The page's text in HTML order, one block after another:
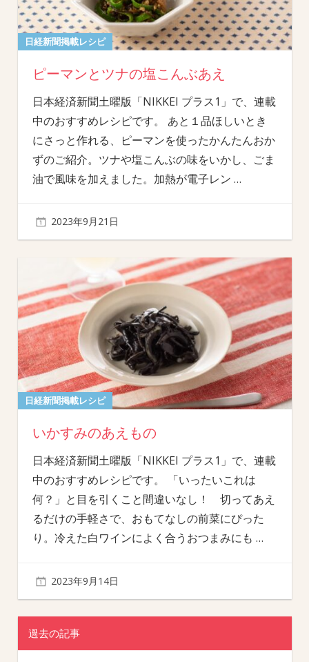
日経新聞掲載レシピ
ピーマンとツナの塩こんぶあえ
日本経済新聞土曜版「NIKKEI プラス1」で、連載
中のおすすめレシピです。 あと１品ほしいとき
にさっと作れる、ピーマンを使ったかんたんおか
ずのご紹介。ツナや塩こんぶの味をいかし、ごま
油で風味を加えました。加熱が電子レン …
2023年9月21日
日経新聞掲載レシピ
いかすみのあえもの
日本経済新聞土曜版「NIKKEI プラス1」で、連載
中のおすすめレシピです。 「いったいこれは
何？」と目を引くこと間違いなし！ 切ってあえ
るだけの手軽さで、おもてなしの前菜にぴった
り。冷えた白ワインによく合うおつまみにも …
2023年9月14日
過去の記事